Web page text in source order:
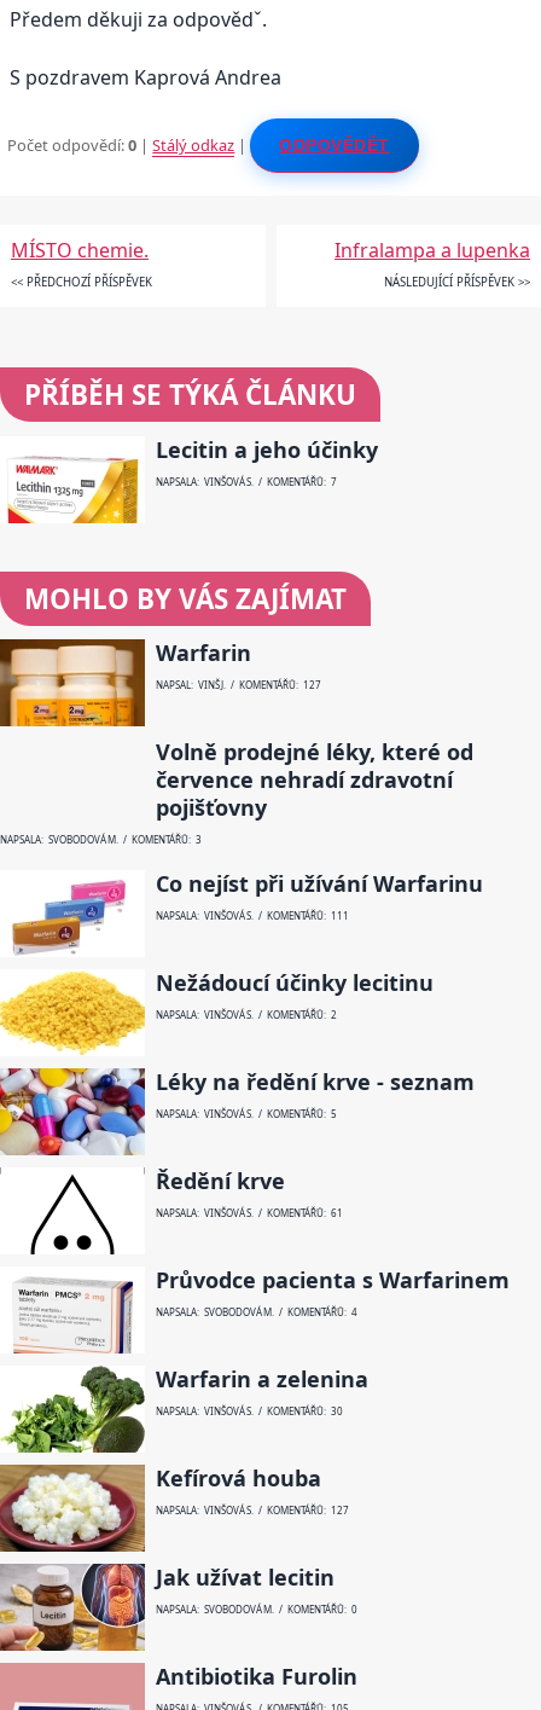
Předem děkuji za odpovědˇ.
S pozdravem Kaprová Andrea
Počet odpovědí:0 |Stálý odkaz | ODPOVĚDĚT
MÍSTO chemie.
<< PŘEDCHOZÍ PŘÍSPĚVEK
Infralampa a lupenka
NÁSLEDUJÍCÍ PŘÍSPĚVEK >>
PŘÍBĚH SE TÝKÁ ČLÁNKU
Lecitin a jeho účinky
NAPSALA: VINŠOVÁ S. / KOMENTÁŘŮ: 7
MOHLO BY VÁS ZAJÍMAT
Warfarin
NAPSAL: VINŠ J. / KOMENTÁŘŮ: 127
Volně prodejné léky, které od
července nehradí zdravotní
pojišťovny
NAPSALA: SVOBODOVÁ M. / KOMENTÁŘŮ: 3
Co nejíst při užívání Warfarinu
NAPSALA: VINŠOVÁ S. / KOMENTÁŘŮ: 111
Nežádoucí účinky lecitinu
NAPSALA: VINŠOVÁ S. / KOMENTÁŘŮ: 2
Léky na ředění krve - seznam
NAPSALA: VINŠOVÁ S. / KOMENTÁŘŮ: 5
Ředění krve
NAPSALA: VINŠOVÁ S. / KOMENTÁŘŮ: 61
Průvodce pacienta s Warfarinem
NAPSALA: SVOBODOVÁ M. / KOMENTÁŘŮ: 4
Warfarin a zelenina
NAPSALA: VINŠOVÁ S. / KOMENTÁŘŮ: 30
Kefírová houba
NAPSALA: VINŠOVÁ S. / KOMENTÁŘŮ: 127
Jak užívat lecitin
NAPSALA: SVOBODOVÁ M. / KOMENTÁŘŮ: 0
Antibiotika Furolin